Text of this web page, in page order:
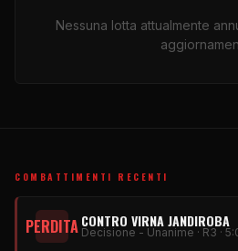
Nessuna lotta attualmente
COMBATTIMENTI RECENTI
PERDITACONTRO VIRNA JANDIROBA
Decisione - Unanime · R3 ·